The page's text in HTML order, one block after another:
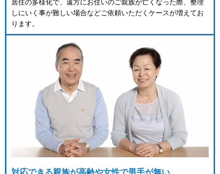
居住の多様化で、遠方にお住いのご親族が亡くなった際、整理
しにいく事が難しい場合などご依頼いただくケースが増えてお
ります。